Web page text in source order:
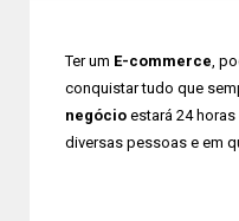
Ter um E-commerce,
conquistar tudo que
negócio estará 24
diversas pessoas e em